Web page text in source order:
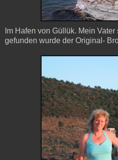
Im Hafen von Güllük. Mein
gefunden wurde der Original-